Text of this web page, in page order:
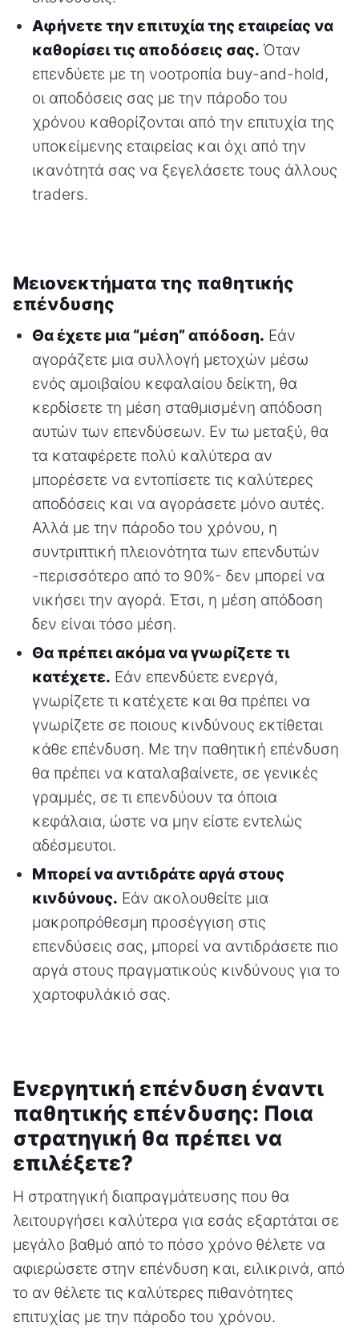
Αφήνετε την επιτυχία της εταιρείας να
καθορίσει τις αποδόσεις σας. Όταν
επενδύετε με τη νοοτροπία buy-and-hold,
οι αποδόσεις σας με την πάροδο του
χρόνου καθορίζονται από την επιτυχία της
υποκείμενης εταιρείας και όχι από την
ικανότητά σας να ξεγελάσετε τους άλλους
traders.
Μειονεκτήματα της παθητικής
επένδυσης
Θα έχετε μια “μέση” απόδοση. Εάν
αγοράζετε μια συλλογή μετοχών μέσω
ενός αμοιβαίου κεφαλαίου δείκτη, θα
κερδίσετε τη μέση σταθμισμένη απόδοση
αυτών των επενδύσεων. Εν τω μεταξύ, θα
τα καταφέρετε πολύ καλύτερα αν
μπορέσετε να εντοπίσετε τις καλύτερες
αποδόσεις και να αγοράσετε μόνο αυτές.
Αλλά με την πάροδο του χρόνου, η
συντριπτική πλειονότητα των επενδυτών
-περισσότερο από το 90%- δεν μπορεί να
νικήσει την αγορά. Έτσι, η μέση απόδοση
δεν είναι τόσο μέση.
Θα πρέπει ακόμα να γνωρίζετε τι
κατέχετε. Εάν επενδύετε ενεργά,
γνωρίζετε τι κατέχετε και θα πρέπει να
γνωρίζετε σε ποιους κινδύνους εκτίθεται
κάθε επένδυση. Με την παθητική επένδυση
θα πρέπει να καταλαβαίνετε, σε γενικές
γραμμές, σε τι επενδύουν τα όποια
κεφάλαια, ώστε να μην είστε εντελώς
αδέσμευτοι.
Μπορεί να αντιδράτε αργά στους
κινδύνους. Εάν ακολουθείτε μια
μακροπρόθεσμη προσέγγιση στις
επενδύσεις σας, μπορεί να αντιδράσετε πιο
αργά στους πραγματικούς κινδύνους για το
χαρτοφυλάκιό σας.
Ενεργητική επένδυση έναντι
παθητικής επένδυσης: Ποια
στρατηγική θα πρέπει να
επιλέξετε?
Η στρατηγική διαπραγμάτευσης που θα
λειτουργήσει καλύτερα για εσάς εξαρτάται σε
μεγάλο βαθμό από το πόσο χρόνο θέλετε να
αφιερώσετε στην επένδυση και, ειλικρινά, από
το αν θέλετε τις καλύτερες πιθανότητες
επιτυχίας με την πάροδο του χρόνου.